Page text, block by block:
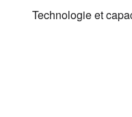
Technologie et